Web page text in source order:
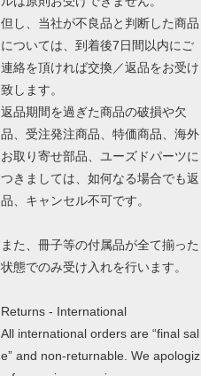
但し、当社が不良品と判断した商品
については、到着後7日間以内にご
連絡を頂ければ交換／返品をお受け
致します。
返品期間を過ぎた商品の破損や欠
品、受注発注商品、特価商品、海外
お取り寄せ部品、ユーズドパーツに
つきましては、如何なる場合でも返
品、キャンセル不可です。
また、冊子等の付属品が全て揃った
状態でのみ受け入れを行います。
Returns - International
All international orders are “final sal
e” and non-returnable. We apologiz